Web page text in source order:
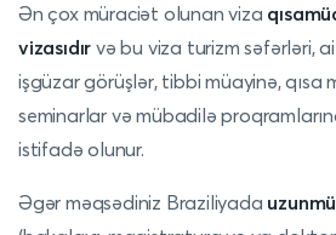
Ən çox müraciət olunan viza
vizasıdır və bu viza turizm səfərləri,
işgüzar görüşlər, tibbi müayinə, qısa
seminarlar və mübadilə
istifadə olunur.
Əgər məqsədiniz Braziliyada